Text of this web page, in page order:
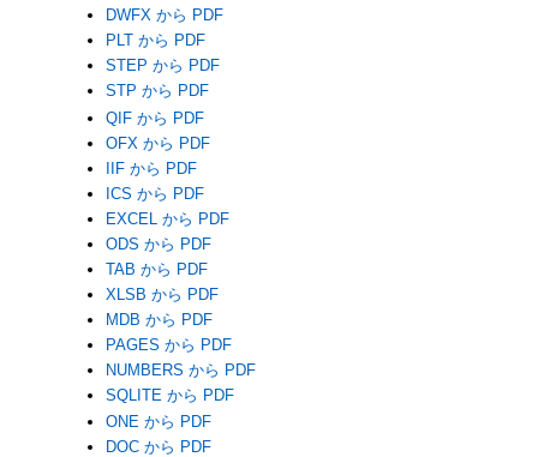
DWFX から PDF
PLT から PDF
STEP から PDF
STP から PDF
QIF から PDF
OFX から PDF
IIF から PDF
ICS から PDF
EXCEL から PDF
ODS から PDF
TAB から PDF
XLSB から PDF
MDB から PDF
PAGES から PDF
NUMBERS から PDF
SQLITE から PDF
ONE から PDF
DOC から PDF